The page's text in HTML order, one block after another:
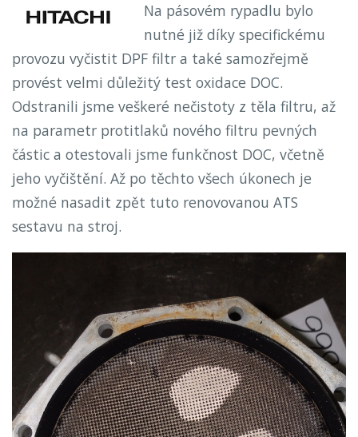
Na pásovém rypadlu bylo
nutné již díky specifickému
provozu vyčistit DPF filtr a také samozřejmě
provést velmi důležitý test oxidace DOC.
Odstranili jsme veškeré nečistoty z těla filtru, až
na parametr protitlaků nového filtru pevných
částic a otestovali jsme funkčnost DOC, včetně
jeho vyčištění. Až po těchto všech úkonech je
možné nasadit zpět tuto renovovanou ATS
sestavu na stroj.